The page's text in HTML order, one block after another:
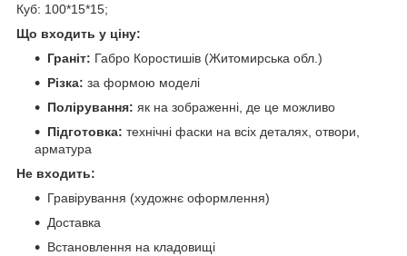
Куб: 100*15*15;
Що входить у ціну:
Граніт: Габро Коростишів (Житомирська обл.)
Різка: за формою моделі
Полірування: як на зображенні, де це можливо
Підготовка: технічні фаски на всіх деталях, отвори,
арматура
Не входить:
Гравірування (художнє оформлення)
Доставка
Встановлення на кладовищі